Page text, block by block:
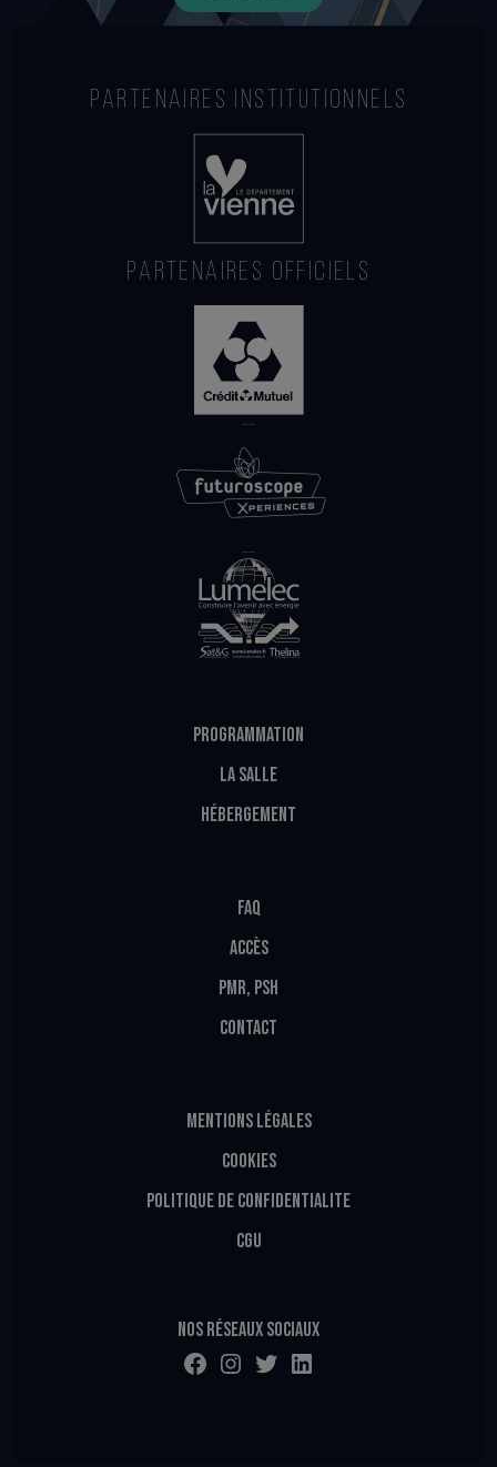
PARTENAIRES INSTITUTIONNELS
PARTENAIRES OFFICIELS
PROGRAMMATION
LA SALLE
HÉBERGEMENT
FAQ
ACCÈS
PMR, PSH
CONTACT
MENTIONS LÉGALES
COOKIES
POLITIQUE DE CONFIDENTIALITE
CGU
Nos réseaux sociaux
Facebook Instagram Twitter LinkedIn